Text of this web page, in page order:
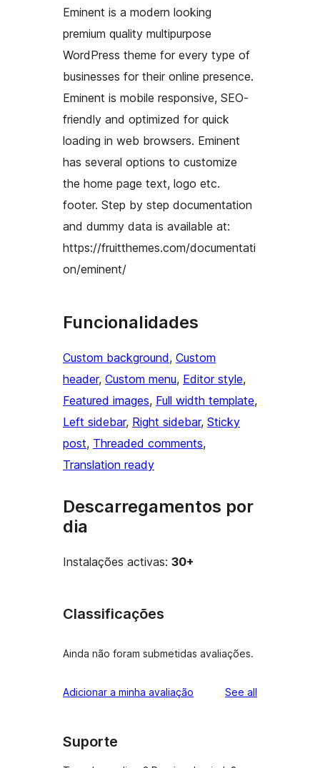
Eminent is a modern looking
premium quality multipurpose
WordPress theme for every type of
businesses for their online presence.
Eminent is mobile responsive, SEO-
friendly and optimized for quick
loading in web browsers. Eminent
has several options to customize
the home page text, logo etc.
footer. Step by step documentation
and dummy data is available at:
https://fruitthemes.com/documentati
on/eminent/
Funcionalidades
Custom background, Custom
header, Custom menu, Editor style
Featured images, Full width template
Left sidebar, Right sidebar, Sticky
post, Threaded comments
Translation ready
Descarregamentos por
dia
Instalações activas: 30+
Classificações
Ainda não foram submetidas avaliações.
Adicionar a minha avaliação See all
Suporte